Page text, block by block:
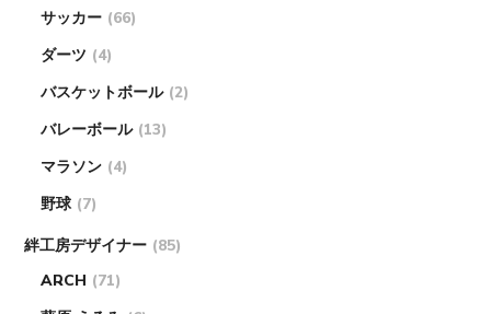
サッカー (66)
ダーツ (4)
バスケットボール (2)
バレーボール (13)
マラソン (4)
野球 (7)
絆工房デザイナー (85)
ARCH (71)